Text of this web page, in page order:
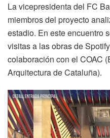
La vicepresidenta del FC
miembros del proyecto
estadio. En este encuentro
visitas a las obras de
colaboración con el COAC
Arquitectura de Cataluña).